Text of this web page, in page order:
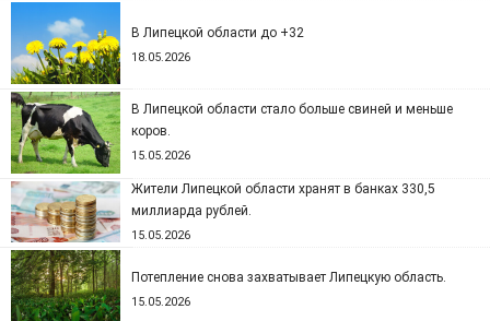
В Липецкой области до +32
18.05.2026
В Липецкой области стало больше свиней и меньше
коров.
15.05.2026
Жители Липецкой области хранят в банках 330,5
миллиарда рублей.
15.05.2026
Потепление снова захватывает Липецкую область.
15.05.2026